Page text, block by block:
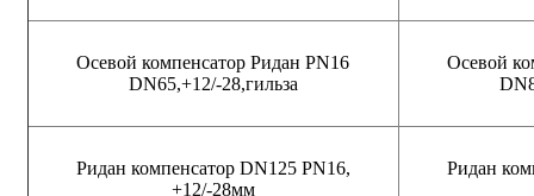
Осевой компенсатор Ридан PN16
DN65,+12/-28,гильза
Осевой
Ридан компенсатор DN125 PN16,
+12/-28мм
Ридан